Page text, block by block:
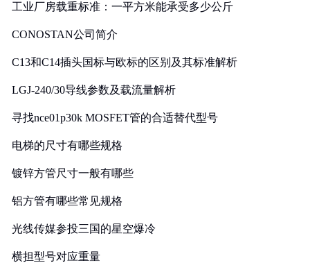
工业厂房载重标准：一平方米能承受多少公斤
CONOSTAN公司简介
C13和C14插头国标与欧标的区别及其标准解析
LGJ-240/30导线参数及载流量解析
寻找nce01p30k MOSFET管的合适替代型号
电梯的尺寸有哪些规格
镀锌方管尺寸一般有哪些
铝方管有哪些常见规格
光线传媒参投三国的星空爆冷
横担型号对应重量